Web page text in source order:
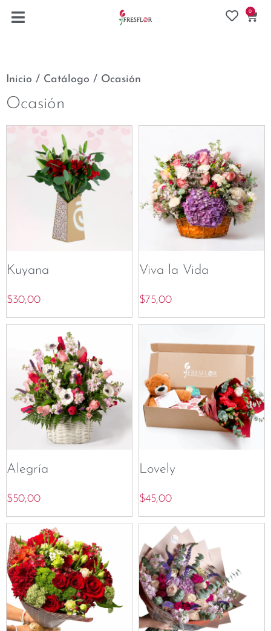
0
Inicio / Catálogo / Ocasión
Ocasión
Kuyana
$30,00
Viva la Vida
$75,00
Alegría
$50,00
Lovely
$45,00